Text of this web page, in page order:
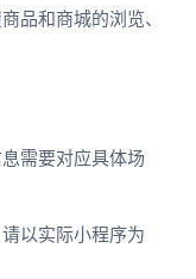
品和商城的浏览、
需要对应具体场
以实际小程序为